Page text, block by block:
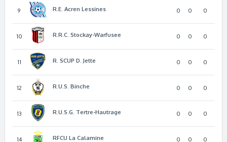
9 R.E. Acren Lessines 0 0 0
10 R.R.C. Stockay-Warfusee 0 0 0
11 R. SCUP D. Jette 0 0 0
12 R.U.S. Binche 0 0 0
13 R.U.S.G. Tertre-Hautrage 0 0 0
14 RFCU La Calamine 0 0 0